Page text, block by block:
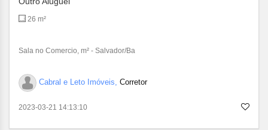
26 m²
Sala no Comercio, m² - Salvador/Ba
Cabral e Leto Imóveis, Corretor
2023-03-21 14:13:10